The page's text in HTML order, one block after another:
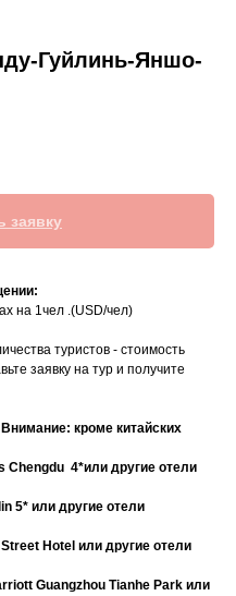
Гуйлинь-Яншо-
заявку
на 1чел .(USD/чел)
туристов - стоимость
заявку на тур и получите
кроме китайских
Chengdu 4*или другие отели
5* или другие отели
Hotel или другие отели
Guangzhou Tianhe Park или